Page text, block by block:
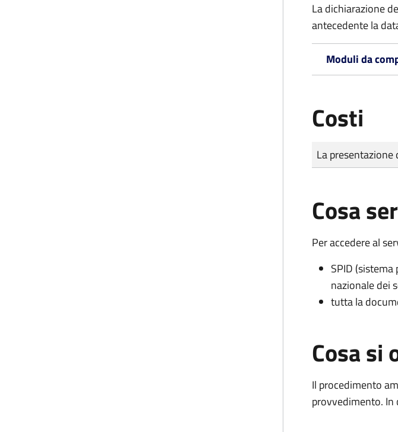
La dichiarazione
antecedente la
Moduli da
Costi
Tipo di pagamento
Importo
La
Cosa
Per accedere al
SPID
nazionale dei
tutta la
Cosa si
Il procedimento
provvedimento. In